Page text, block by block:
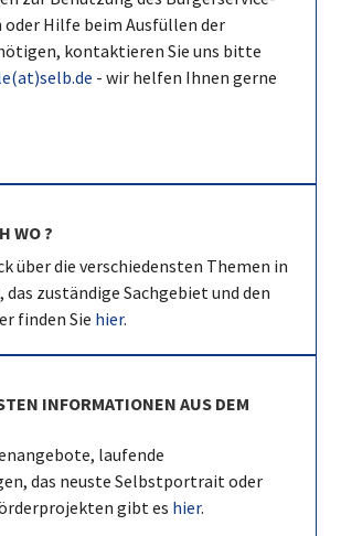
Hilfe beim Ausfüllen der
kontaktieren Sie uns bitte
- wir helfen Ihnen gerne
WO ?
über die verschiedensten Themen in
das zuständige Sachgebiet und den
finden Sie hier.
INFORMATIONEN AUS DEM
laufende
das neuste Selbstportrait oder
gibt es hier.